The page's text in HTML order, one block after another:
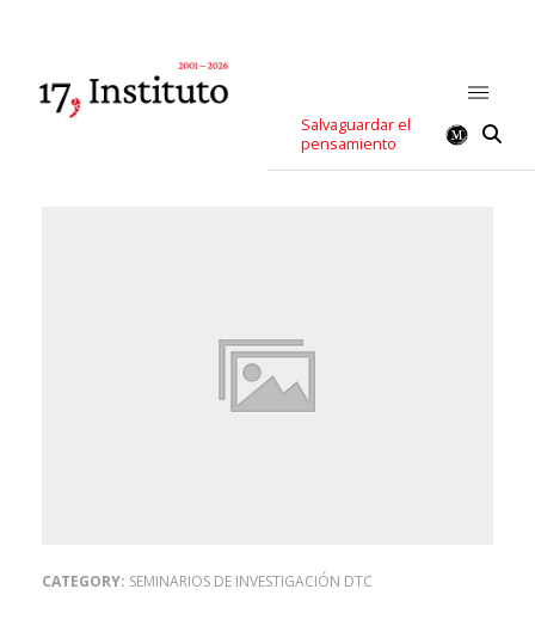
Salvaguardar el
pensamiento
CATEGORY: SEMINARIOS DE INVESTIGACIÓN DTC